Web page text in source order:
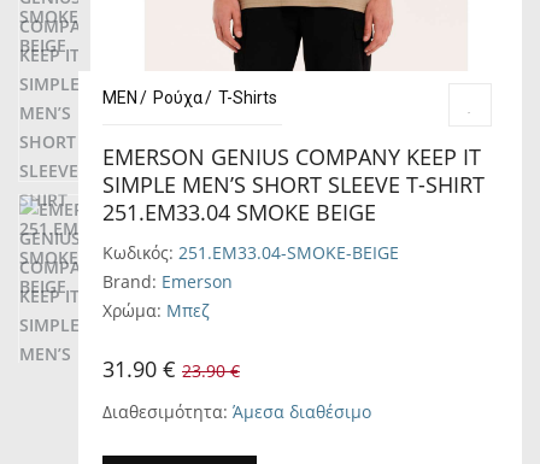
MEN Ρούχα T-Shirts
EMERSON GENIUS COMPANY KEEP IT
SIMPLE MEN’S SHORT SLEEVE T-SHIRT
251.EM33.04 SMOKE BEIGE
Κωδικός: 251.EM33.04-SMOKE-BEIGE
Brand: Emerson
Χρώμα: Μπεζ
31.90 € 23.90 €
Διαθεσιμότητα: Άμεσα διαθέσιμο